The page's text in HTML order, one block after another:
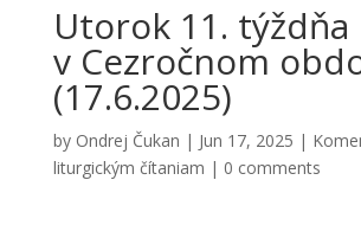
Utorok 11. týždňa
v Cezročnom
(17.6.2025)
by Ondrej Čukan | Jun 17, 2025 |
liturgickým čítaniam | 0 comments